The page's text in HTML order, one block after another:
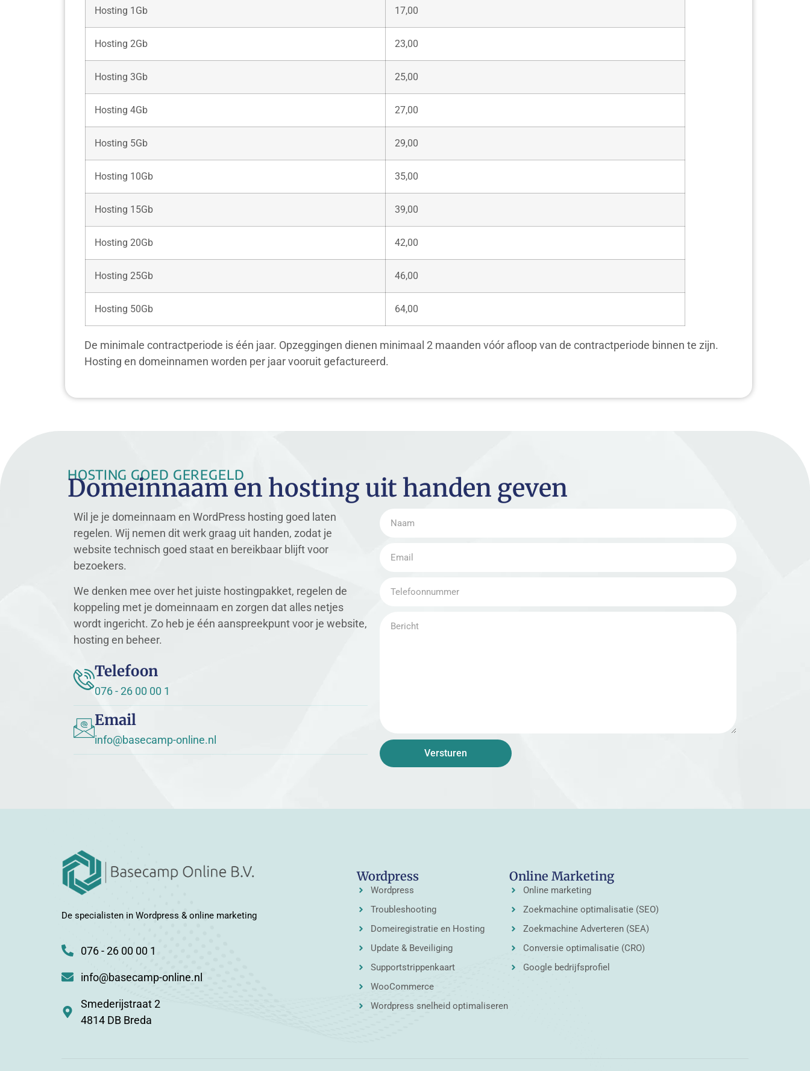
Hosting 1Gb 17,00
Hosting 2Gb 23,00
Hosting 3Gb 25,00
Hosting 4Gb 27,00
Hosting 5Gb 29,00
Hosting 10Gb 35,00
Hosting 15Gb 39,00
Hosting 20Gb 42,00
Hosting 25Gb 46,00
Hosting 50Gb 64,00
De minimale contractperiode is één jaar. Opzeggingen dienen minimaal 2 maanden vóór afloop van de contractperiode binnen te zijn.
Hosting en domeinnamen worden per jaar vooruit gefactureerd.
HOSTING GOED GEREGELD
Domeinnaam en hosting uit handen geven
Wil je je domeinnaam en WordPress hosting goed laten
regelen. Wij nemen dit werk graag uit handen, zodat je
website technisch goed staat en bereikbaar blijft voor
bezoekers.
We denken mee over het juiste hostingpakket, regelen de
koppeling met je domeinnaam en zorgen dat alles netjes
wordt ingericht. Zo heb je één aanspreekpunt voor je website,
hosting en beheer.
Telefoon
076 - 26 00 00 1
Email
info@basecamp-online.nl
Versturen
De specialisten in Wordpress & online marketing
076 - 26 00 00 1
info@basecamp-online.nl
Smederijstraat 2
4814 DB Breda
Wordpress
Wordpress
Troubleshooting
Domeiregistratie en Hosting
Update & Beveiliging
Supportstrippenkaart
WooCommerce
Wordpress snelheid optimaliseren
Online Marketing
Online marketing
Zoekmachine optimalisatie (SEO)
Zoekmachine Adverteren (SEA)
Conversie optimalisatie (CRO)
Google bedrijfsprofiel